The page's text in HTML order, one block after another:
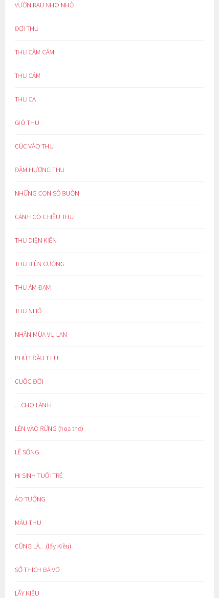
VƯỜN RAU NHO NHỎ
ĐỢI THU
THU CĂM CĂM
THU CẢM
THU CA
GIÓ THU
CÚC VÀO THU
ĐẬM HƯƠNG THU
NHỮNG CON SỐ BUỒN
CÁNH CÒ CHIỀU THU
THU DIỆN KIẾN
THU BIÊN CƯƠNG
THU ẢM ĐẠM
THU NHỚ
NHÂN MÙA VU LAN
PHÚT ĐẦU THU
CUỘC ĐỜI
…CHO LÀNH
LẺN VÀO RỪNG (hoạ thơ)
LẼ SỐNG
HI SINH TUỔI TRẺ
ẢO TƯỞNG
MÀU THU
CŨNG LÀ…(lẩy Kiều)
SỞ THÍCH BÁ VƠ
LẨY KIỀU